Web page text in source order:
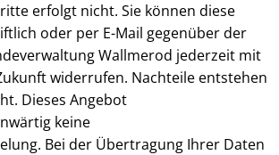
erfolgt nicht. Sie können diese
oder per E-Mail gegenüber der
Wallmerod jederzeit mit
widerrufen. Nachteile entstehen
Dieses Angebot
keine
Bei der Übertragung Ihrer Daten